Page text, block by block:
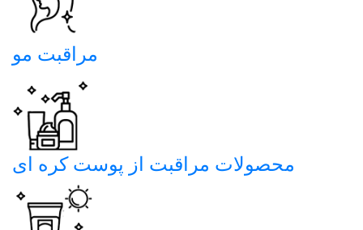
مراقبت مو
محصولات مراقبت از پوست کره ای